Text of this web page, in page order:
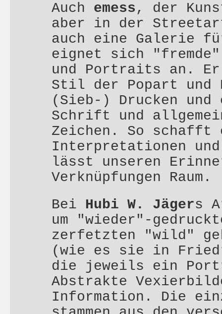
Auch emess, der
aber in der
auch eine Galerie
eignet sich
und Portraits an.
Stil der Popart und
(Sieb-) Drucken
Schrift und
Zeichen. So schafft
Interpretationen und
lässt unseren
Verknüpfungen Raum.
Bei Hubi W. Jägers
um "wieder"-
zerfetzten "wild"
(wie es sie in
die jeweils ein
Abstrakte
Information. Die